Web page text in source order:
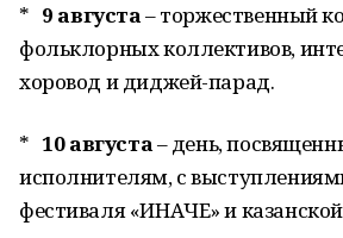
* 9 августа– торжественный
фольклорных коллективов,
хоровод и диджей-парад.
* 10 августа– день,
исполнителям, с
фестиваля «ИНАЧЕ» и